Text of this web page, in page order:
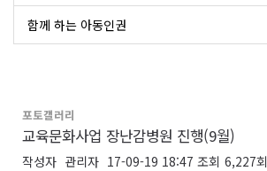
함께 하는 아동인권
포토갤러리
교육문화사업 장난감병원 진행(9월)
작성자 관리자 17-09-19 18:47 조회 6,227회